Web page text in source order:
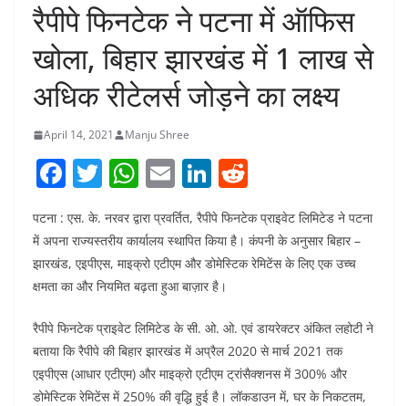
रैपीपे फिनटेक ने पटना में ऑफिस
खोला, बिहार झारखंड में 1 लाख से
अधिक रीटेलर्स जोड़ने का लक्ष्य
April 14, 2021 Manju Shree
F
c
e
b
o
o
k
T
itt
er
W
at
s
A
p
p
E
m
ai
l
Li
n
k
e
dI
n
d
di
पटना : एस. के. नरवर द्वारा प्रवर्तित, रैपीपे फिनटेक प्राइवेट लिमिटेड ने पटना
में अपना राज्यस्तरीय कार्यालय स्थापित किया है। कंपनी के अनुसार बिहार –
झारखंड, एइपीएस, माइक्रो एटीएम और डोमेस्टिक रेमिटेंस के लिए एक उच्च
क्षमता का और नियमित बढ़ता हुआ बाज़ार है।
रैपीपे फिनटेक प्राइवेट लिमिटेड के सी. ओ. ओ. एवं डायरेक्टर अंकित लहोटी ने
बताया कि रैपीपे की बिहार झारखंड में अप्रैल 2020 से मार्च 2021 तक
एइपीएस (आधार एटीएम) और माइक्रो एटीएम ट्रांसैक्शनस में 300% और
डोमेस्टिक रेमिटेंस में 250% की वृद्धि हुई है। लॉकडाउन में, घर के निकटतम,